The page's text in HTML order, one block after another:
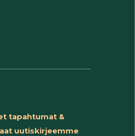
tapahtumat &
uutiskirjeemme